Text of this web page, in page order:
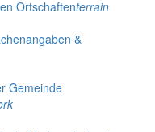
Ortschaftenterrain
&
Gemeinde